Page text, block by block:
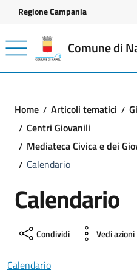
Vai ai contenuti
Vai al footer
Regione Campania
Comune di
Home Articoli tematici
Centri Giovanili
Mediateca Civica e dei
Calendario
Calendario
Condividi Vedi azioni
Calendario